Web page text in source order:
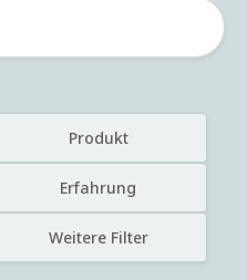
Produkt
Erfahrung
Weitere Filter